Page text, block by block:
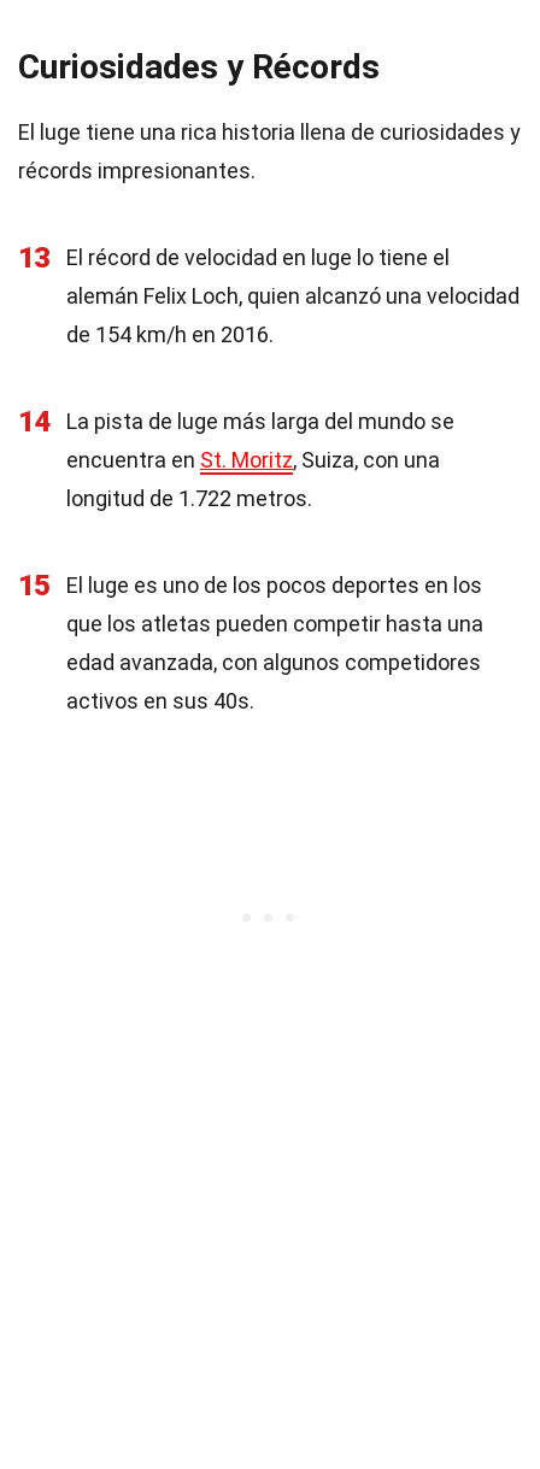
Curiosidades y Récords
El luge tiene una rica historia llena de curiosidades y
récords impresionantes.
13
El récord de velocidad en luge lo tiene el
alemán Felix Loch, quien alcanzó una velocidad
de 154 km/h en 2016.
14
La pista de luge más larga del mundo se
encuentra en St. Moritz, Suiza, con una
longitud de 1.722 metros.
15
El luge es uno de los pocos deportes en los
que los atletas pueden competir hasta una
edad avanzada, con algunos competidores
activos en sus 40s.